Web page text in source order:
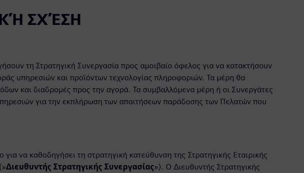
ΣΧΈΣΗ
τη Στρατηγική Συνεργασία προς αμοιβαίο όφελος για να κατακτήσουν
υπηρεσιών και προϊόντων τεχνολογίας πληροφοριών. Τα μέρη θα
και διαδρομές προς την αγορά. Τα συμβαλλόμενα μέρη ή οι Συνεργάτες
για την εκπλήρωση των απαιτήσεων παράδοσης των Πελατών που
να καθοδηγήσει τη στρατηγική κατεύθυνση της Στρατηγικής Εταιρικής
Διευθυντής Στρατηγικής Συνεργασίας»). Ο Διευθυντής Στρατηγικής